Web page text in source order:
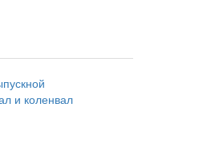
и коленвал